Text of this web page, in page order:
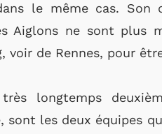
le même cas. Son
Aiglons ne sont plus
voir de Rennes, pour
très longtemps
sont les deux équipes